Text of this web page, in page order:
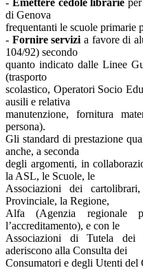
di Genova
frequentanti le scuole primarie
- Fornire servizi a favore di
104/92) secondo
quanto indicato dalle Linee
(trasporto
scolastico, Operatori Socio
ausili e relativa
manutenzione, fornitura
persona).
Gli standard di prestazione
anche, a seconda
degli argomenti, in
la ASL, le Scuole, le
Associazioni dei
Provinciale, la Regione,
Alfa (Agenzia
l’accreditamento), e con le
Associazioni di Tutela
aderiscono alla Consulta dei
Consumatori e degli Utenti del